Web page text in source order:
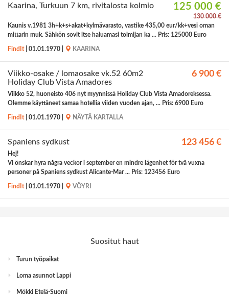
Kaarina, Turkuun 7 km, rivitalosta kolmio 125 000 €
130 000 €
Kaunis v.1981 3h+k+s+akat+kylmävarasto, vastike 435,00 eur/kk+vesi oman
mittarin muk. Sähkön sovit itse haluamasi toimijan ka ... Pris: 125000 Euro
FindIt| 01.01.1970 KAARINA
Viikko-osake / lomaosake vk.52 60m2
Holiday Club Vista Amadores
6 900 €
Viikko 52, huoneisto 406 nyt myynnissä Holiday Club Vista Amadoreksessa.
Olemme käyttäneet samaa hotellia viiden vuoden ajan, ... Pris: 6900 Euro
FindIt| 01.01.1970 NÄYTÄ KARTALLA
Spaniens sydkust 123 456 €
Hej!
Vi önskar hyra några veckor i september en mindre lägenhet för två vuxna
personer på Spaniens sydkust Alicante-Mar ... Pris: 123456 Euro
FindIt| 01.01.1970 VÖYRI
Suositut haut
Turun työpaikat
Loma asunnot Lappi
Mökki Etelä-Suomi